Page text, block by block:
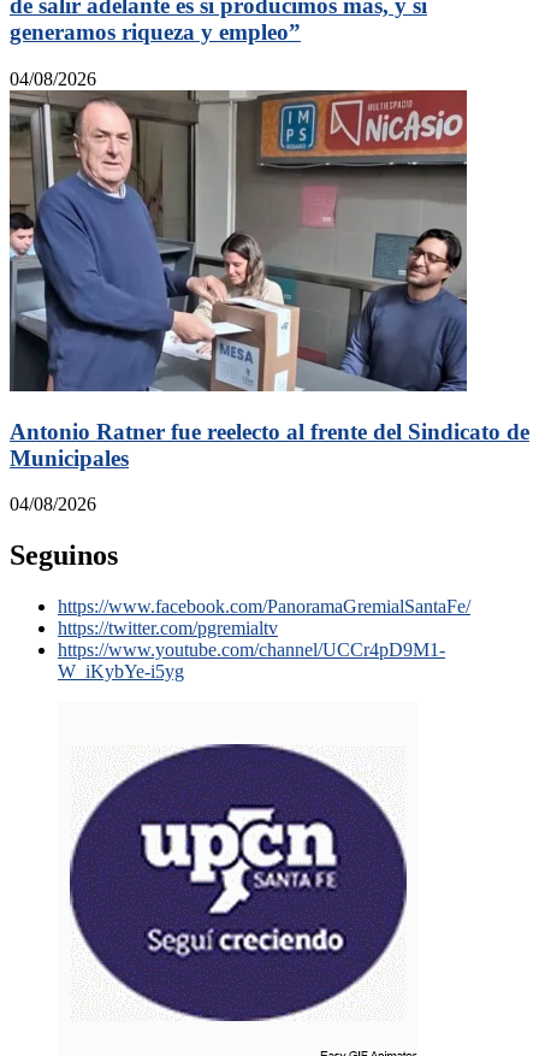
de salir adelante es si producimos más, y si
generamos riqueza y empleo”
04/08/2026
Antonio Ratner fue reelecto al frente del Sindicato de
Municipales
04/08/2026
Seguinos
https://www.facebook.com/PanoramaGremialSantaFe/
https://twitter.com/pgremialtv
https://www.youtube.com/channel/UCCr4pD9M1-
W_iKybYe-i5yg